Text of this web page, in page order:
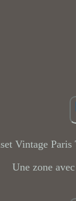
Vintage
Une zone